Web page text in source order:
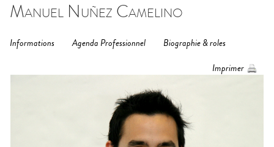
Manuel Nuñez Camelino
Informations Agenda Professionnel
Biographie & roles
Imprimer